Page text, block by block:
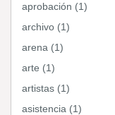
aprobación (1)
archivo (1)
arena (1)
arte (1)
artistas (1)
asistencia (1)